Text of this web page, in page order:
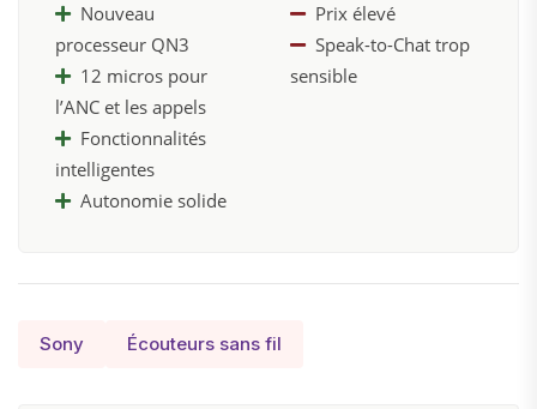
Nouveau
processeur QN3
12 micros pour
l’ANC et les appels
Fonctionnalités
intelligentes
Autonomie solide
Prix élevé
Speak-to-Chat trop
sensible
Sony Écouteurs sans fil